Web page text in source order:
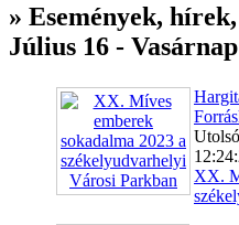
» Események,
Július 16 - Vasárnap
XX.